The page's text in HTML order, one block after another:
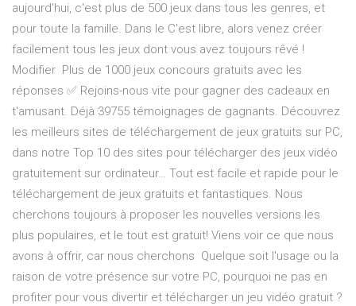
aujourd'hui, c'est plus de 500 jeux dans tous les genres, et
pour toute la famille. Dans le C'est libre, alors venez créer
facilement tous les jeux dont vous avez toujours rêvé !
Modifier Plus de 1000 jeux concours gratuits avec les
réponses ✅ Rejoins-nous vite pour gagner des cadeaux en
t'amusant. Déjà 39755 témoignages de gagnants. Découvrez
les meilleurs sites de téléchargement de jeux gratuits sur PC,
dans notre Top 10 des sites pour télécharger des jeux vidéo
gratuitement sur ordinateur… Tout est facile et rapide pour le
téléchargement de jeux gratuits et fantastiques. Nous
cherchons toujours à proposer les nouvelles versions les
plus populaires, et le tout est gratuit! Viens voir ce que nous
avons à offrir, car nous cherchons Quelque soit l'usage ou la
raison de votre présence sur votre PC, pourquoi ne pas en
profiter pour vous divertir et télécharger un jeu vidéo gratuit ?